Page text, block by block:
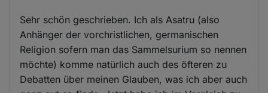
Sehr schön geschrieben. Ich als Asatru (also
Anhänger der vorchristlichen, germanischen
Religion sofern man das Sammelsurium so nennen
möchte) komme natürlich auch des öfteren zu
Debatten über meinen Glauben, was ich aber auch